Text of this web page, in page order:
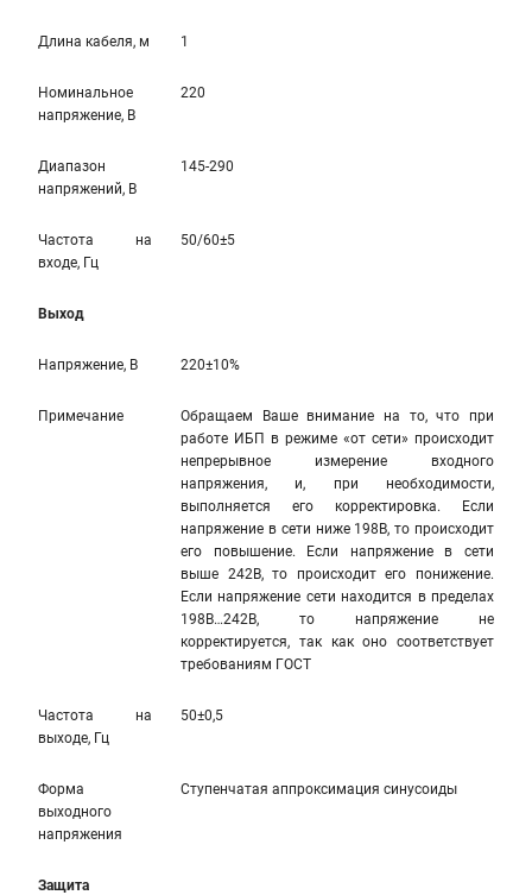
Длина кабеля, м 1
Номинальное
напряжение, В
220
Диапазон
напряжений, В
145-290
Частота на
входе, Гц
50/60±5
Выход
Напряжение, В 220±10%
Примечание
Обращаем Ваше внимание на то, что при
работе ИБП в режиме «от сети» происходит
непрерывное измерение входного
напряжения, и, при необходимости,
выполняется его корректировка. Если
напряжение в сети ниже 198В, то происходит
его повышение. Если напряжение в сети
выше 242В, то происходит его понижение.
Если напряжение сети находится в пределах
198В…242В, то напряжение не
корректируется, так как оно соответствует
требованиям ГОСТ
Частота на
выходе, Гц
50±0,5
Форма
выходного
напряжения
Ступенчатая аппроксимация синусоиды
Защита